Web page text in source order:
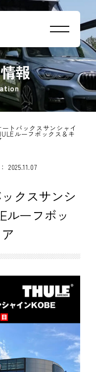
報
ートバックスサンシャイ
ルーフボックス＆キ
2025.11.07
クスサンシ
ルーフボッ